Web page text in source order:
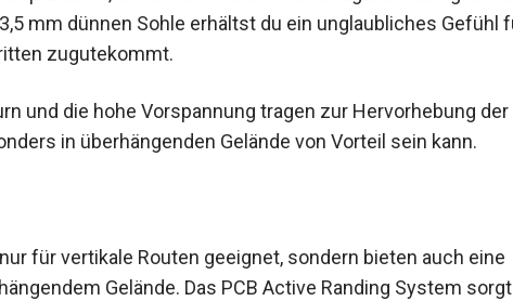
3,5 mm dünnen Sohle erhältst du ein unglaubliches
Tritten zugutekommt.
und die hohe Vorspannung tragen zur Hervorhebung der
in überhängenden Gelände von Vorteil sein kann.
für vertikale Routen geeignet, sondern bieten auch eine
Gelände. Das PCB Active Randing System sorgt